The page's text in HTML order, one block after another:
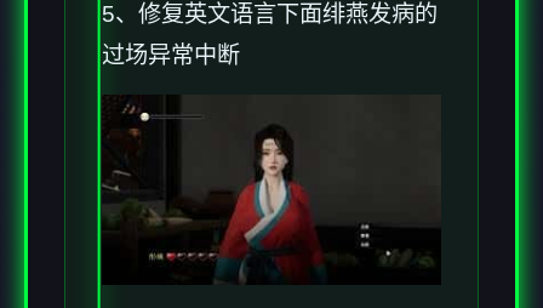
5、修复英文语言下面绯燕发病的
过场异常中断